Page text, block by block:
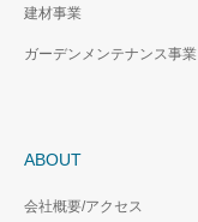
建材事業
ガーデンメンテナンス事業
ABOUT
会社概要/アクセス